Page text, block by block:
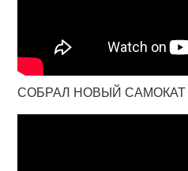
СОБРАЛ НОВЫЙ САМОКАТ